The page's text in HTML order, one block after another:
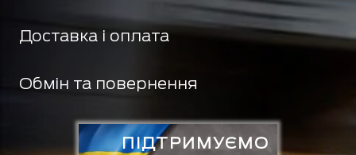
Доставка і оплата
Обмін та повернення
ПІДТРИМУЄМО